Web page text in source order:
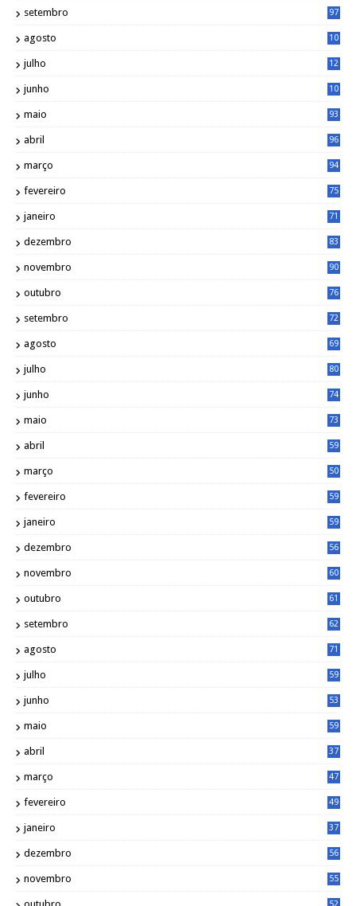
setembro 97
agosto
10
julho
12
junho
10
maio 93
abril 96
março 94
fevereiro 75
janeiro 71
dezembro 83
novembro 90
outubro 76
setembro 72
agosto 69
julho 80
junho 74
maio 73
abril 59
março 50
fevereiro 59
janeiro 59
dezembro 56
novembro 60
outubro 61
setembro 62
agosto 71
julho 59
junho 53
maio 59
abril 37
março 47
fevereiro 49
janeiro 37
dezembro 56
novembro 55